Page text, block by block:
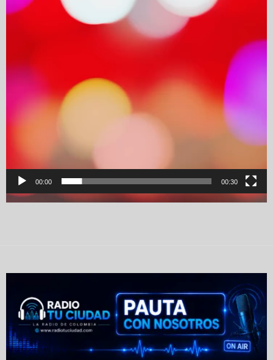
00:00 00:30